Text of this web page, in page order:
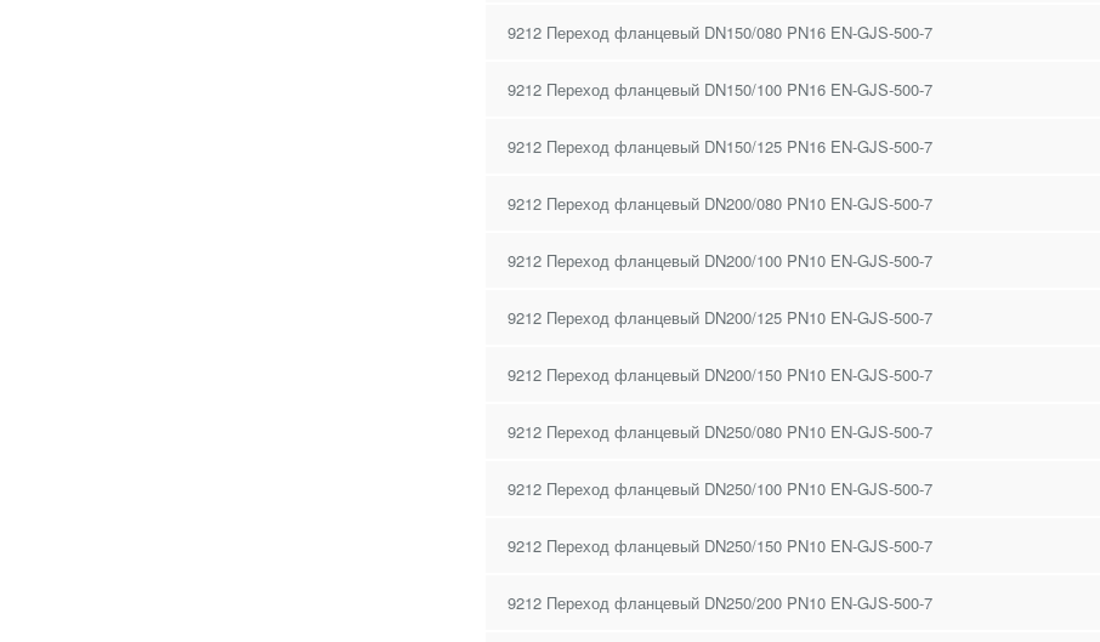
9212 Переход фланцевый DN150/080 PN16 EN-GJS-500-7
9212 Переход фланцевый DN150/100 PN16 EN-GJS-500-7
9212 Переход фланцевый DN150/125 PN16 EN-GJS-500-7
9212 Переход фланцевый DN200/080 PN10 EN-GJS-500-7
9212 Переход фланцевый DN200/100 PN10 EN-GJS-500-7
9212 Переход фланцевый DN200/125 PN10 EN-GJS-500-7
9212 Переход фланцевый DN200/150 PN10 EN-GJS-500-7
9212 Переход фланцевый DN250/080 PN10 EN-GJS-500-7
9212 Переход фланцевый DN250/100 PN10 EN-GJS-500-7
9212 Переход фланцевый DN250/150 PN10 EN-GJS-500-7
9212 Переход фланцевый DN250/200 PN10 EN-GJS-500-7